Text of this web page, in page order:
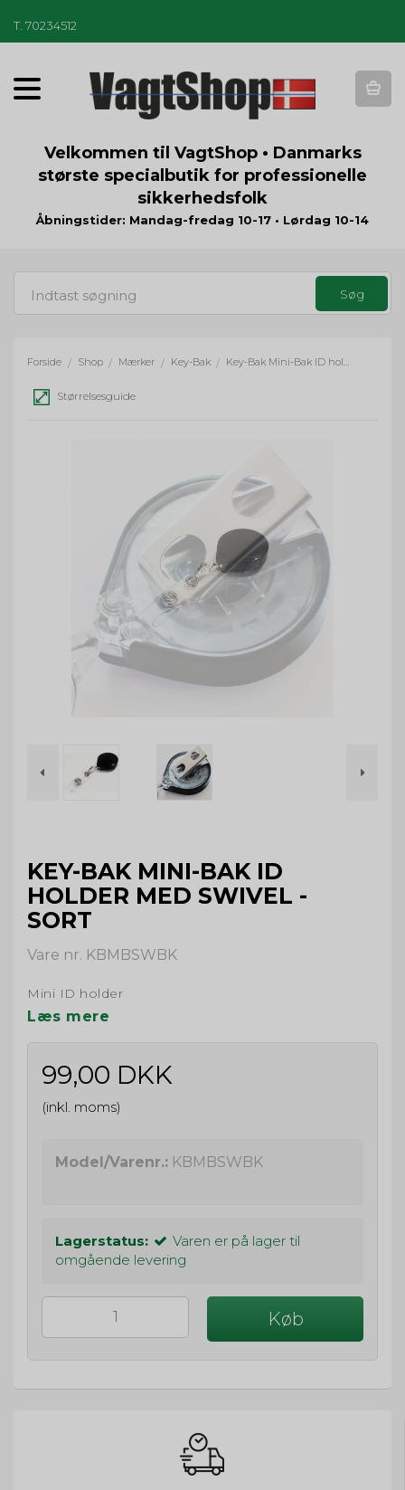
T 70234512
T
o
g
a
t
n
Velkommen til VagtShop • Danmarks
største specialbutik for professionelle
sikkerhedsfolk
Åbningstider: Mandag-fredag 10-17 • Lørdag 10-14
Forside / Shop / Mærker / Key-Bak / Key-Bak Mini-Bak ID holder med swivel - sort
Størrelsesguide
KEY-BAK MINI-BAK ID
HOLDER MED SWIVEL -
SORT
Vare nr. KBMBSWBK
Mini ID holder
Læs mere
99,00 DKK
(inkl. moms)
Model/Varenr.: KBMBSWBK
Lagerstatus:
Varen er på lager til
omgående levering
Køb